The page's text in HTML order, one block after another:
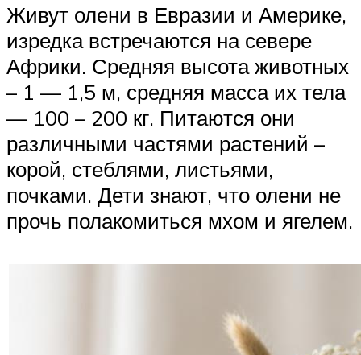
Живут олени в Евразии и Америке,
изредка встречаются на севере
Африки. Средняя высота животных
– 1 — 1,5 м, средняя масса их тела
— 100 – 200 кг. Питаются они
различными частями растений –
корой, стеблями, листьями,
почками. Дети знают, что олени не
прочь полакомиться мхом и ягелем.